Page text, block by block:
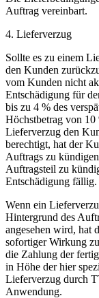
Auftrag vereinbart.
4. Lieferverzug
Sollte es zu einem
den Kunden
vom Kunden nicht
Entschädigung für
bis zu 4 % des
Höchstbetrag von 10
Lieferverzug den
berechtigt, hat der
Auftrags zu
Auftragsteil zu
Entschädigung fällig.
Wenn ein
Hintergrund des
angesehen wird, hat
sofortiger Wirkung
die Zahlung der
in Höhe der hier
Lieferverzug durch
Anwendung.